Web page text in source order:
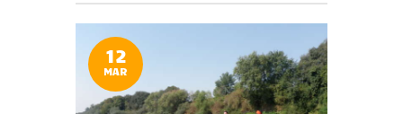
12
MAR